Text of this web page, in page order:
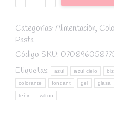
en
Azul
Cielo
-
Wilton
quantity
Categorías: Alimentación,
Pasta
Código SKU:
Etiquetas:
azul azul cielo
colorante fondant gel glasa
teñir wilton